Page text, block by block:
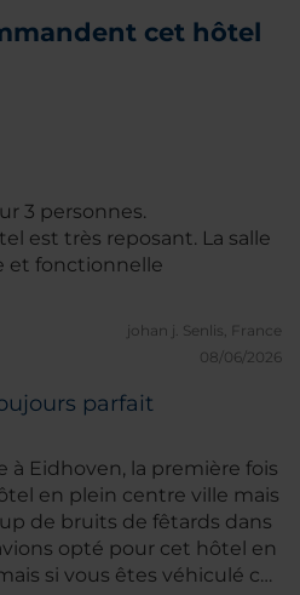
cet hôtel
3 personnes.
est très reposant. La salle
et fonctionnelle
johan j. Senlis, France
08/06/2026
parfait
à Eidhoven, la première fois
en plein centre ville mais
de bruits de fêtards dans
opté pour cet hôtel en
si vous êtes véhiculé ce